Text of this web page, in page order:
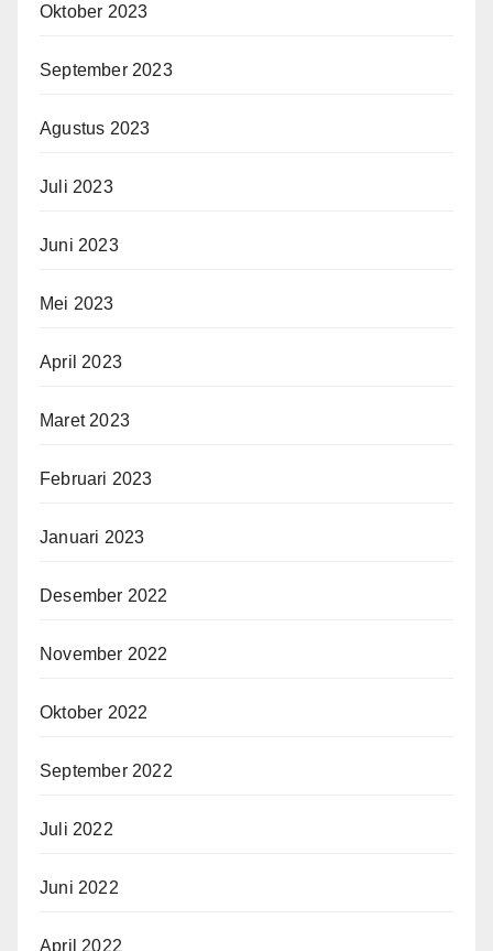
Oktober 2023
September 2023
Agustus 2023
Juli 2023
Juni 2023
Mei 2023
April 2023
Maret 2023
Februari 2023
Januari 2023
Desember 2022
November 2022
Oktober 2022
September 2022
Juli 2022
Juni 2022
April 2022